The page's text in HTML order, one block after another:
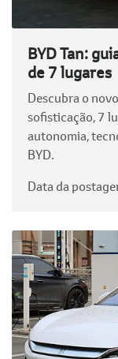
BYD Tan:
de 7 lugares
Descubra o
sofisticação, 7
autonomia,
BYD.
Data da